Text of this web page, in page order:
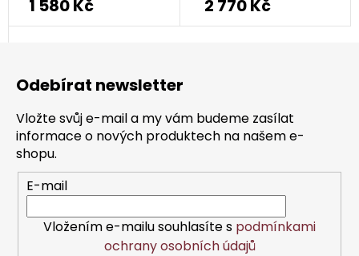
1 580 Kč 2 770 Kč
Odebírat newsletter
Vložte svůj e-mail a my vám budeme zasílat
informace o nových produktech na našem e-
shopu.
E-mail
Vložením e-mailu souhlasíte s podmínkami
ochrany osobních údajů